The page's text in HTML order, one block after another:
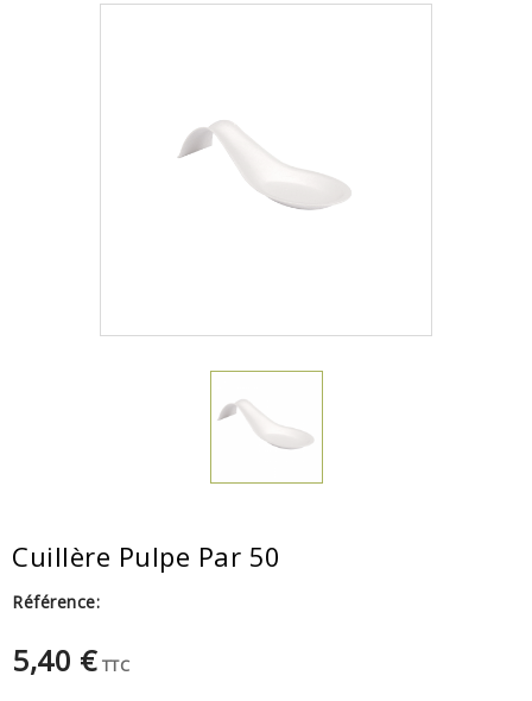
Cuillère Pulpe Par 50
Référence:
5,40 € TTC